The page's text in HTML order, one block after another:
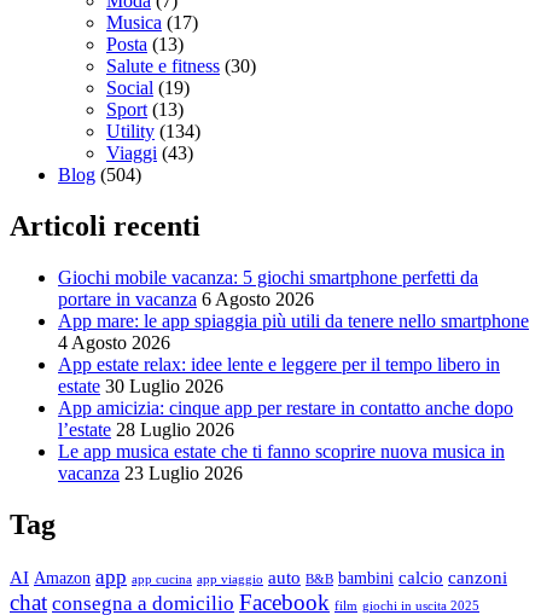
Musica (17)
Posta (13)
Salute e fitness (30)
Social (19)
Sport (13)
Utility (134)
Viaggi (43)
Blog (504)
Articoli recenti
Giochi mobile vacanza: 5 giochi smartphone perfetti da
portare in vacanza 6 Agosto 2026
App mare: le app spiaggia più utili da tenere nello smartphone
4 Agosto 2026
App estate relax: idee lente e leggere per il tempo libero in
estate 30 Luglio 2026
App amicizia: cinque app per restare in contatto anche dopo
l’estate 28 Luglio 2026
Le app musica estate che ti fanno scoprire nuova musica in
vacanza 23 Luglio 2026
Tag
AI Amazon app app cucina app viaggio auto B&B bambini calcio canzoni
chat consegna a domicilio Facebook film giochi in uscita 2025